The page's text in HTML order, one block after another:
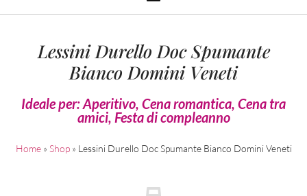
Lessini Durello Doc Spumante
Bianco Domini Veneti
Ideale per:Aperitivo, Cena romantica, Cena tra
amici, Festa di compleanno
Home» Shop» Lessini Durello Doc Spumante Bianco Domini Veneti